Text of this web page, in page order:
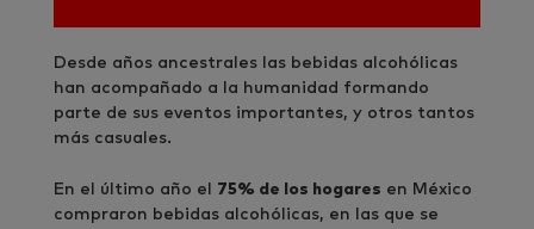
Desde años ancestrales las bebidas alcohólicas
han acompañado a la humanidad formando
parte de sus eventos importantes, y otros tantos
más casuales.
En el último año el 75% de los hogares en México
compraron bebidas alcohólicas, en las que se